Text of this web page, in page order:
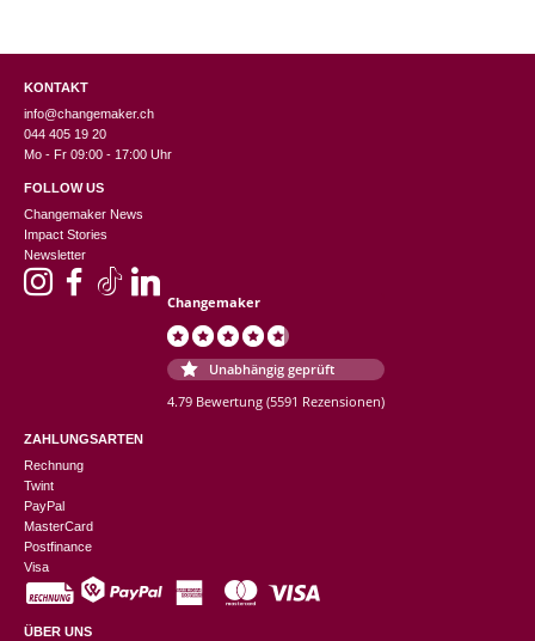
KONTAKT
info@changemaker.ch
044 405 19 20
Mo - Fr 09:00 - 17:00 Uhr
FOLLOW US
Changemaker News
Impact Stories
Newsletter
Changemaker
Unabhängig geprüft
4.79 Bewertung (5591 Rezensionen)
ZAHLUNGSARTEN
Rechnung
Twint
PayPal
MasterCard
Postfinance
Visa
ÜBER UNS